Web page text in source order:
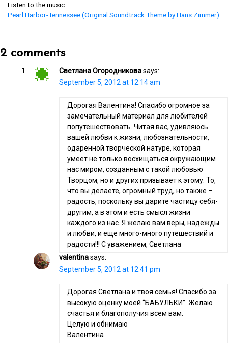
Listen to the music:
Pearl Harbor-Tennessee (Original Soundtrack Theme by Hans Zimmer)
2 comments
Светлана Огородниковаsays:
September 5, 2012 at 12:14 am
Дорогая Валентина! Спасибо огромное за
замечательный материал для любителей
попутешествовать. Читая вас, удивляюсь
вашей любви к жизни, любознательности,
одаренной творческой натуре, которая
умеет не только восхищаться окружающим
нас миром, созданным с такой любовью
Творцом, но и других призывает к этому. То,
что вы делаете, огромный труд, но также –
радость, поскольку вы дарите частицу себя-
другим, а в этом и есть смысл жизни
каждого из нас. Я желаю вам веры, надежды
и любви, и еще много-много путешествий и
радости!!! С уважением, Светлана
valentinasays:
September 5, 2012 at 12:41 pm
Дорогая Светлана и твоя семья! Спасибо за
высокую оценку моей “БАБУЛЬКИ”. Желаю
счастья и благополучия всем вам.
Целую и обнимаю
Валентина